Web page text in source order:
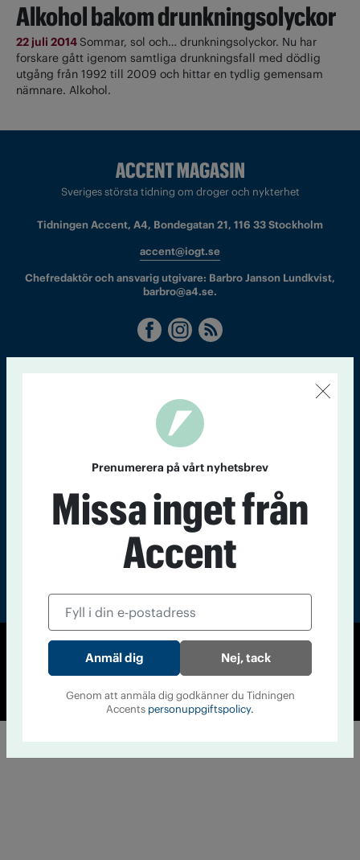
Alkohol bakom drunkningsolyckor
22 juli 2014 Sommar, sol och… drunkningsolyckor. Nu har
forskare gått igenom samtliga drunkningsfall med dödlig
utgång från 1992 till 2009 och hittar en tydlig gemensam
nämnare. Alkohol.
Sveriges största tidning om droger och nykterhet
Tidningen Accent, A4, Bondegatan 21, 116 33 Stockholm
accent@iogt.se
Chefredaktör och ansvarig utgivare: Barbro Janson Lundkvist,
barbro@a4.se.
Kontakt Om Tidningen Tidningsarkiv In English
Accent
© Tidningen Accent 2026
Prenumerera på vårt nyhetsbrev
Missa inget från
Accent
Nej, tack
Genom att anmäla dig godkänner du Tidningen
Accents personuppgiftspolicy.